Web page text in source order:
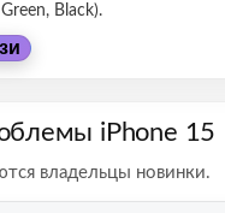
Black).
iPhone 15
владельцы новинки.